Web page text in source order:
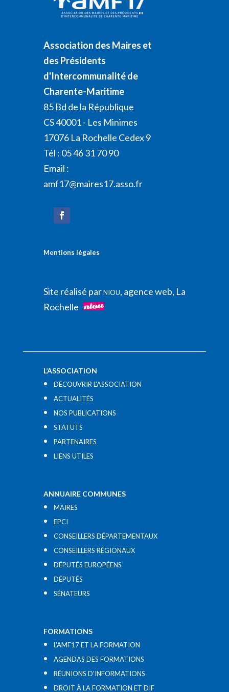
Association des Maires et
des Présidents
d'Intercommunalité de
Charente-Maritime
85 Bd de la République
CS 40001 - Les Minimes
17076 La Rochelle Cedex 9
Tél : 05 46 31 70 90
Email :
amf17@maires17.asso.fr
Mentions légales
Site réalisé parNIOU, agence web, La
Rochelle
L’ASSOCIATION
DÉCOUVRIR L’ASSOCIATION
ACTUALITÉS
NOS PUBLICATIONS
STATUTS
PARTENAIRES
LIENS UTILES​
ANNUAIRE COMMUNES
MAIRES
EPCI
CONSEILLERS DÉPARTEMENTAUX
CONSEILLERS RÉGIONAUX
DÉPUTÉS EUROPÉENS
DÉPUTÉS
SÉNATEURS
FORMATIONS
L’AMF17 ET LA FORMATION
AGENDAS DES FORMATIONS
RÉUNIONS D’INFORMATIONS
DROIT À LA FORMATION ET DIF